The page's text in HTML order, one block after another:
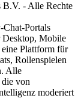
- Alle Rechte
Chat-Portals
Desktop, Mobile
eine Plattform für
Rollenspielen
Alle
von
moderiert